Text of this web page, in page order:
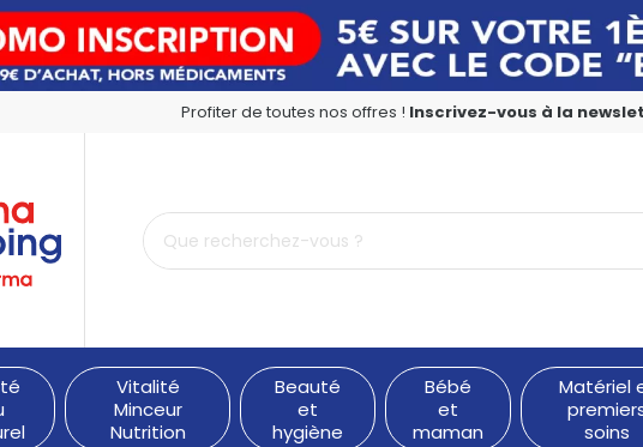
Profiter de toutes nos offres ! Inscrivez-vous à la
Votre pharmacie en ligne à votre service
Vitalité
Minceur
Nutrition
Beauté
et
hygiène
Bébé
et
maman
Matériel
soins